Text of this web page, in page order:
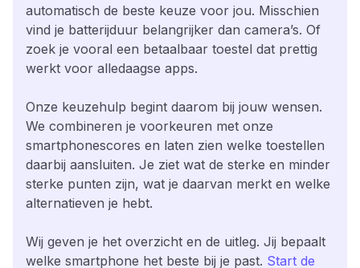
automatisch de beste keuze voor jou. Misschien
vind je batterijduur belangrijker dan camera’s. Of
zoek je vooral een betaalbaar toestel dat prettig
werkt voor alledaagse apps.
Onze keuzehulp begint daarom bij jouw wensen.
We combineren je voorkeuren met onze
smartphonescores en laten zien welke toestellen
daarbij aansluiten. Je ziet wat de sterke en minder
sterke punten zijn, wat je daarvan merkt en welke
alternatieven je hebt.
Wij geven je het overzicht en de uitleg. Jij bepaalt
welke smartphone het beste bij je past. Start de